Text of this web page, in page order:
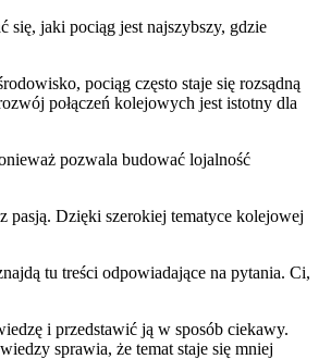
się, jaki pociąg jest najszybszy, gdzie
pociąg często staje się rozsądną
połączeń kolejowych jest istotny dla
pozwala budować lojalność
pasją. Dzięki szerokiej tematyce kolejowej
tu treści odpowiadające na pytania. Ci,
i przedstawić ją w sposób ciekawy.
sprawia, że temat staje się mniej